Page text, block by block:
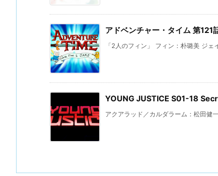
アドベンチャー・タイム 第
「2人のフィン」 フィン：朴璐美 ジ
YOUNG JUSTICE S01-18
アクアラッド／カルダラーム：松田健